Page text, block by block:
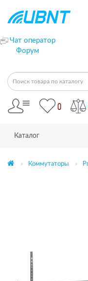
Чат оператор
Форум
0
Каталог
Коммутаторы